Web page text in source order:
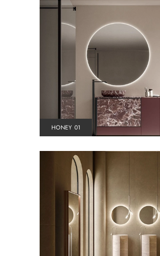
HONEY 01